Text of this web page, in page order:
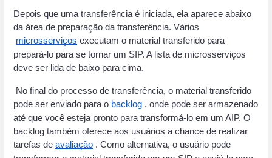
Depois que uma transferência é iniciada, ela aparece abaixo
da área de preparação da transferência. Vários
microsserviços executam o material transferido para
prepará-lo para se tornar um SIP. A lista de microsserviços
deve ser lida de baixo para cima.
No final do processo de transferência, o material transferido
pode ser enviado para o backlog , onde pode ser armazenado
até que você esteja pronto para transformá-lo em um AIP. O
backlog também oferece aos usuários a chance de realizar
tarefas de avaliação . Como alternativa, o usuário pode